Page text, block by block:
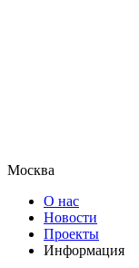
Москва
О нас
Новости
Проекты
Информация